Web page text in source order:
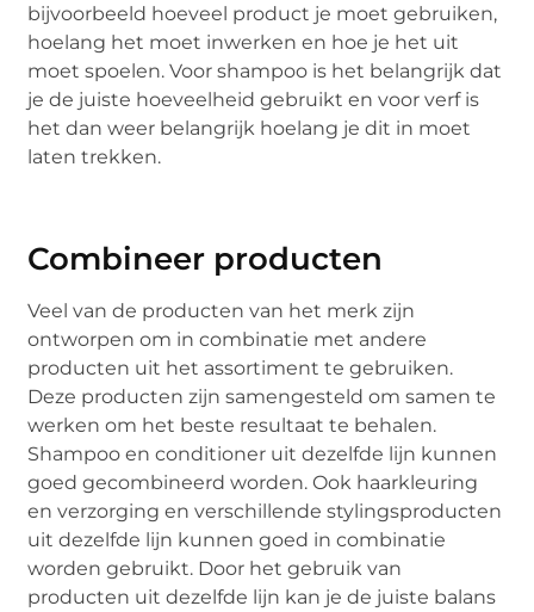
bijvoorbeeld hoeveel product je moet gebruiken,
hoelang het moet inwerken en hoe je het uit
moet spoelen. Voor shampoo is het belangrijk dat
je de juiste hoeveelheid gebruikt en voor verf is
het dan weer belangrijk hoelang je dit in moet
laten trekken.
Combineer producten
Veel van de producten van het merk zijn
ontworpen om in combinatie met andere
producten uit het assortiment te gebruiken.
Deze producten zijn samengesteld om samen te
werken om het beste resultaat te behalen.
Shampoo en conditioner uit dezelfde lijn kunnen
goed gecombineerd worden. Ook haarkleuring
en verzorging en verschillende stylingsproducten
uit dezelfde lijn kunnen goed in combinatie
worden gebruikt. Door het gebruik van
producten uit dezelfde lijn kan je de juiste balans